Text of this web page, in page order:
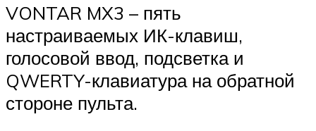
VONTAR MX3 – пять
настраиваемых ИК-клавиш,
голосовой ввод, подсветка и
QWERTY-клавиатура на обратной
стороне пульта.